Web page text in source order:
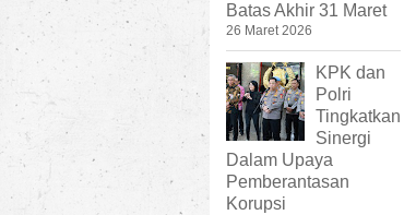
Batas Akhir 31 Maret
26 Maret 2026
KPK dan
Polri
Tingkatkan
Sinergi
Dalam Upaya
Pemberantasan
Korupsi